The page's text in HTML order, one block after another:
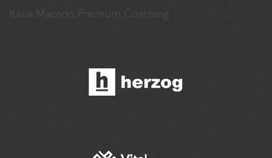
Kátia Macedo, Premium Coaching